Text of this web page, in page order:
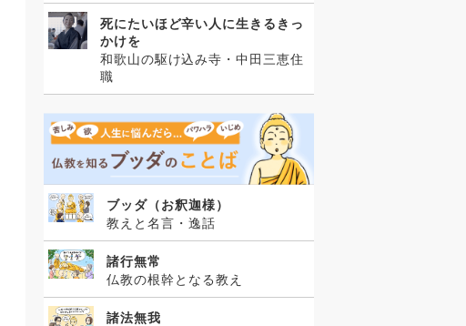
死にたいほど辛い人に生きるきっ
かけを
和歌山の駆け込み寺・中田三恵住
職
ブッダ（お釈迦様）
教えと名言・逸話
諸行無常
仏教の根幹となる教え
諸法無我